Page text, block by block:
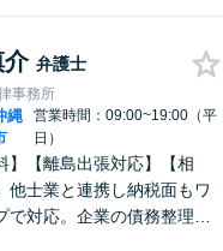
介 弁護士
事務所
縄
営業時間：09:00~19:00（平
日）
】【離島出張対応】【相
他士業と連携し納税面もワ
で対応。企業の債務整理も